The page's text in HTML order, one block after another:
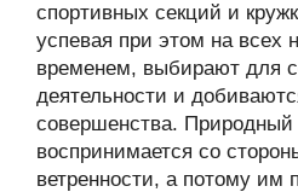
спортивных секций и
успевая при этом на всех
временем, выбирают для
деятельности и
совершенства. Природный
воспринимается со
ветренности, а потому им